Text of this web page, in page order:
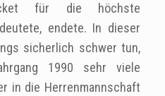
für die höchste
endete. In dieser
sicherlich schwer tun,
1990 sehr viele
in die Herrenmannschaft